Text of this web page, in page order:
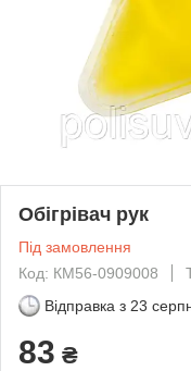
Обігрівач рук
Під замовлення
Код: КМ56-0909008
Відправка з 23
83 ₴